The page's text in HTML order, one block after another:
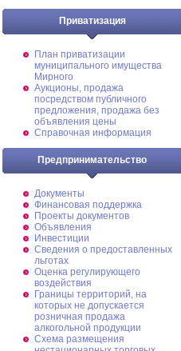
Приватизация
План приватизации
муниципального имущества
Мирного
Аукционы, продажа
посредством публичного
предложения, продажа без
объявления цены
Справочная информация
Предпринимательство
Документы
Финансовая поддержка
Проекты документов
Объявления
Инвестиции
Сведения о предоставленных
льготах
Оценка регулирующего
воздействия
Границы территорий, на
которых не допускается
розничная продажа
алкогольной продукции
Схема размещения